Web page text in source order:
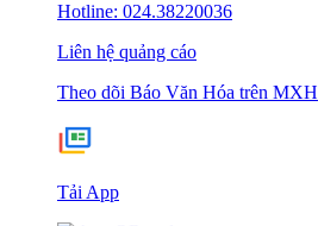
Hotline: 024.38220036
Liên hệ quảng cáo
Theo dõi Báo Văn Hóa trên MXH
Tải App